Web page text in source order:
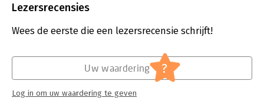
Lees verder
Lezersrecensies
Wees de eerste die een lezersrecensie schrijft!
Uw waardering ?
Log in om uw waardering te geven